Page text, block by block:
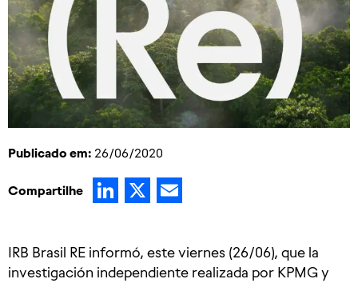
Publicado em: 26/06/2020
Compartilhe LinkedIn
X
IRB Brasil RE informó, este viernes (26/06), que la
investigación independiente realizada por KPMG y